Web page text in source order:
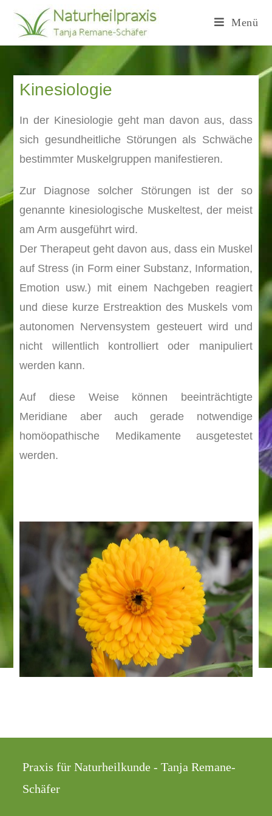
Menü
Kinesiologie
In der Kinesiologie geht man davon aus, dass
sich gesundheitliche Störungen als Schwäche
bestimmter Muskelgruppen manifestieren.
Zur Diagnose solcher Störungen ist der so
genannte kinesiologische Muskeltest, der meist
am Arm ausgeführt wird.
Der Therapeut geht davon aus, dass ein Muskel
auf Stress (in Form einer Substanz, Information,
Emotion usw.) mit einem Nachgeben reagiert
und diese kurze Erstreaktion des Muskels vom
autonomen Nervensystem gesteuert wird und
nicht willentlich kontrolliert oder manipuliert
werden kann.
Auf diese Weise können beeinträchtigte
Meridiane aber auch gerade notwendige
homöopathische Medikamente ausgetestet
werden.
Praxis für Naturheilkunde - Tanja Remane-
Schäfer